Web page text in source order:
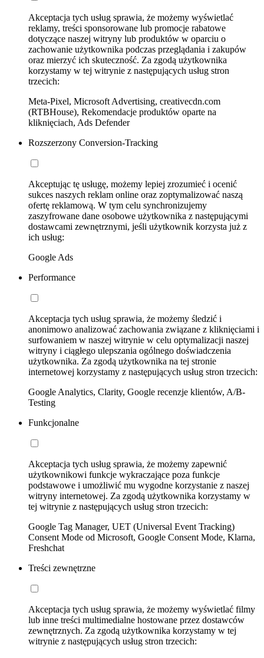
Akceptacja tych usług sprawia, że możemy wyświetlać
reklamy, treści sponsorowane lub promocje rabatowe
dotyczące naszej witryny lub produktów w oparciu o
zachowanie użytkownika podczas przeglądania i zakupów
oraz mierzyć ich skuteczność. Za zgodą użytkownika
korzystamy w tej witrynie z następujących usług stron
trzecich:
Meta-Pixel, Microsoft Advertising, creativecdn.com
(RTBHouse), Rekomendacje produktów oparte na
kliknięciach, Ads Defender
Rozszerzony Conversion-Tracking
Akceptując tę usługę, możemy lepiej zrozumieć i ocenić
sukces naszych reklam online oraz zoptymalizować naszą
ofertę reklamową. W tym celu synchronizujemy
zaszyfrowane dane osobowe użytkownika z następującymi
dostawcami zewnętrznymi, jeśli użytkownik korzysta już z
ich usług:
Google Ads
Performance
Akceptacja tych usług sprawia, że możemy śledzić i
anonimowo analizować zachowania związane z kliknięciami i
surfowaniem w naszej witrynie w celu optymalizacji naszej
witryny i ciągłego ulepszania ogólnego doświadczenia
użytkownika. Za zgodą użytkownika na tej stronie
internetowej korzystamy z następujących usług stron trzecich:
Google Analytics, Clarity, Google recenzje klientów, A/B-
Testing
Funkcjonalne
Akceptacja tych usług sprawia, że możemy zapewnić
użytkownikowi funkcje wykraczające poza funkcje
podstawowe i umożliwić mu wygodne korzystanie z naszej
witryny internetowej. Za zgodą użytkownika korzystamy w
tej witrynie z następujących usług stron trzecich:
Google Tag Manager, UET (Universal Event Tracking)
Consent Mode od Microsoft, Google Consent Mode, Klarna,
Freshchat
Treści zewnętrzne
Akceptacja tych usług sprawia, że możemy wyświetlać filmy
lub inne treści multimedialne hostowane przez dostawców
zewnętrznych. Za zgodą użytkownika korzystamy w tej
witrynie z następujących usług stron trzecich: